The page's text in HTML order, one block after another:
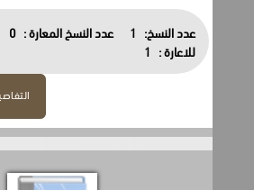
عدد النسخ: 1 عدد النسخ المعارة : 0
عدد
للاعارة :
1